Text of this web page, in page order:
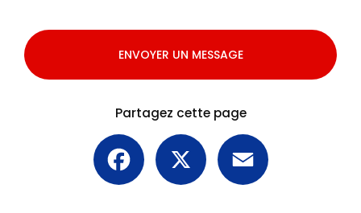
ENVOYER UN MESSAGE
Partagez cette page
Facebook